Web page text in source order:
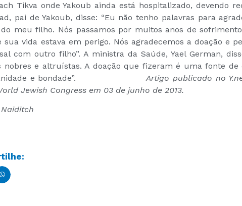
Tikva onde Yakoub ainda está hospitalizado, devendo
pai de Yakoub, disse: “Eu não tenho palavras para
meu filho. Nós passamos por muitos anos de
vida estava em perigo. Nós agradecemos a doação e
com outro filho”. A ministra da Saúde, Yael German,
nobres e altruístas. A doação que fizeram é uma fonte
e bondade”.Artigo publicado no
Jewish Congress em 03 de junho de 2013.